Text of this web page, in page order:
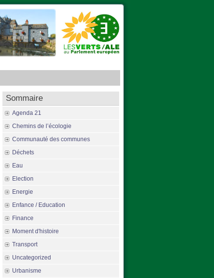
Sommaire
Agenda 21
Chemins de l’écologie
Communauté des communes
Déchets
Eau
Election
Energie
Enfance / Education
Finance
Moment d'histoire
Transport
Uncategorized
Urbanisme